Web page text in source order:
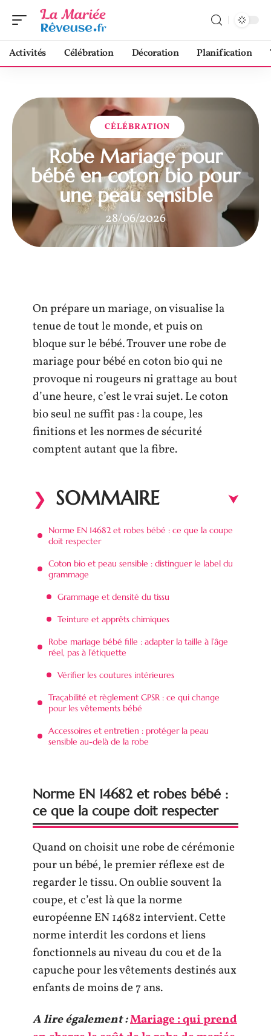
Activités Célébration Décoration Planification
CÉLÉBRATION
Robe Mariage pour
bébé en coton bio pour
une peau sensible
28/06/2026
On prépare un mariage, on visualise la
tenue de tout le monde, et puis on
bloque sur le bébé. Trouver une robe de
mariage pour bébé en coton bio qui ne
provoque ni rougeurs ni grattage au bout
d’une heure, c’est le vrai sujet. Le coton
bio seul ne suffit pas : la coupe, les
finitions et les normes de sécurité
comptent autant que la fibre.
SOMMAIRE
Norme EN 14682 et robes bébé : ce que la coupe
doit respecter
Coton bio et peau sensible : distinguer le label du
grammage
Grammage et densité du tissu
Teinture et apprêts chimiques
Robe mariage bébé fille : adapter la taille à l’âge
réel, pas à l’étiquette
Vérifier les coutures intérieures
Traçabilité et règlement GPSR : ce qui change
pour les vêtements bébé
Accessoires et entretien : protéger la peau
sensible au-delà de la robe
Norme EN 14682 et robes bébé :
ce que la coupe doit respecter
Quand on choisit une robe de cérémonie
pour un bébé, le premier réflexe est de
regarder le tissu. On oublie souvent la
coupe, et c’est là que la norme
européenne EN 14682 intervient. Cette
norme interdit les cordons et liens
fonctionnels au niveau du cou et de la
capuche pour les vêtements destinés aux
enfants de moins de 7 ans.
A lire également :Mariage : qui prend